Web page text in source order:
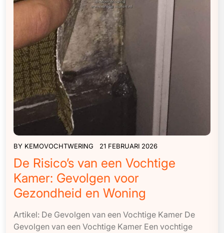
BY KEMOVOCHTWERING 21 FEBRUARI 2026
De Risico’s van een Vochtige
Kamer: Gevolgen voor
Gezondheid en Woning
Artikel: De Gevolgen van een Vochtige Kamer De
Gevolgen van een Vochtige Kamer Een vochtige